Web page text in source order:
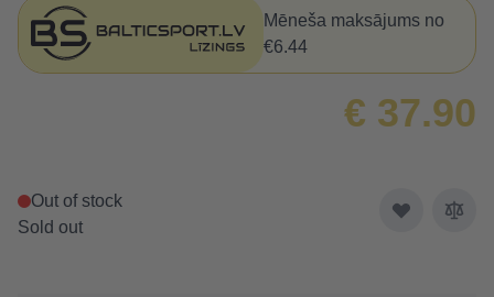
Mēneša maksājums no
€6.44
€ 37.90
Out of stock
Sold out